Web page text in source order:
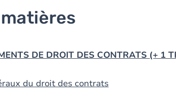
DE DROIT DES CONTRATS (+ 1
du droit des contrats